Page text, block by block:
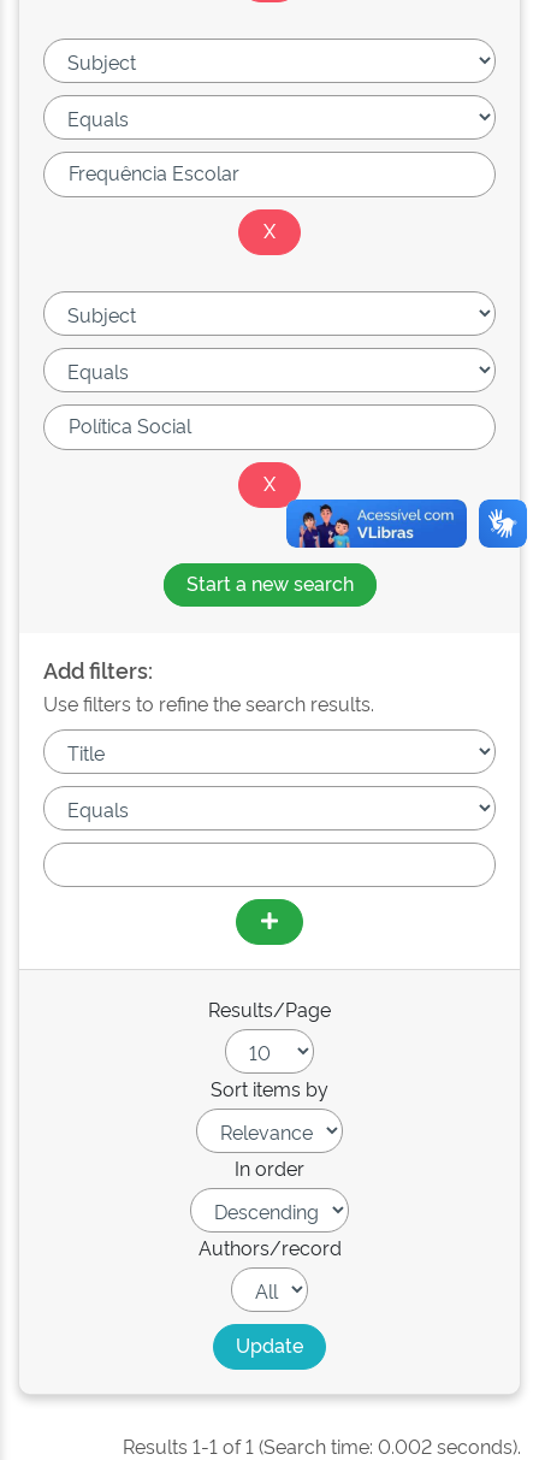
Start a new search
Add filters:
Use filters to refine the search results.
Results/Page
Sort items by
In order
Authors/record
Results 1-1 of 1 (Search time: 0.002 seconds).